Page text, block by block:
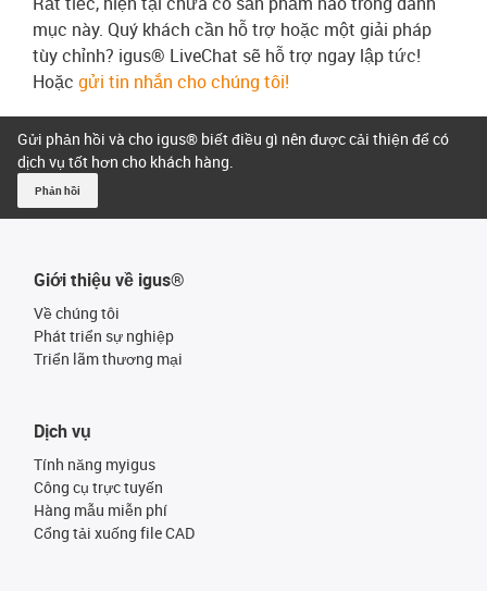
mục này. Quý khách cần hỗ trợ hoặc một giải pháp
tùy chỉnh? igus® LiveChat sẽ hỗ trợ ngay lập tức!
Hoặc gửi tin nhắn cho chúng tôi!
Gửi phản hồi và cho igus® biết điều gì nên được cải thiện để có
dịch vụ tốt hơn cho khách hàng.
Phản hồi
Giới thiệu về igus®
Về chúng tôi
Phát triển sự nghiệp
Triển lãm thương mại
Dịch vụ
Tính năng myigus
Công cụ trực tuyến
Hàng mẫu miễn phí
Cổng tải xuống file CAD